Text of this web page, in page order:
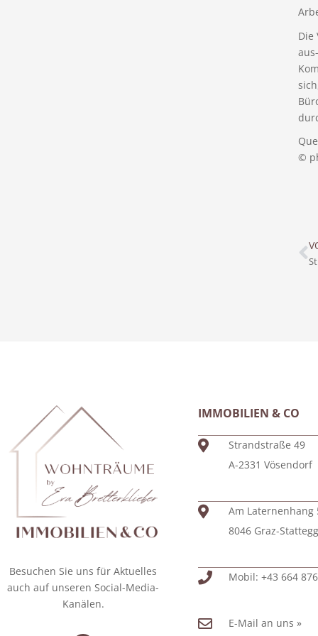
Die
©
Besuchen Sie uns für Aktuelles
auch auf unseren Social-Media-
Kanälen.
IMMOBILIEN & CO
Strandstraße 49
A-2331 Vösendorf
Am Laternenhang
8046 Graz-Stattegg
Mobil: +43 664
E-Mail an uns »